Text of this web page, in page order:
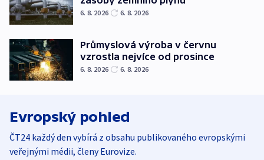
6. 8. 2026 6. 8. 2026
Průmyslová výroba v červnu
vzrostla nejvíce od prosince
6. 8. 2026 6. 8. 2026
Evropský pohled
ČT24 každý den vybírá z obsahu publikovaného evropskými
veřejnými médii, členy Eurovize.